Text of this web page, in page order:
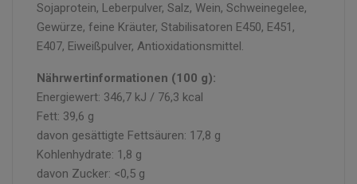
Sojaprotein, Leberpulver, Salz, Wein, Schweinegelee,
Gewürze, feine Kräuter, Stabilisatoren E450, E451,
E407, Eiweißpulver, Antioxidationsmittel.
Nährwertinformationen (100 g):
Energiewert: 346,7 kJ / 76,3 kcal
Fett: 39,6 g
davon gesättigte Fettsäuren: 17,8 g
Kohlenhydrate: 1,8 g
davon Zucker: <0,5 g